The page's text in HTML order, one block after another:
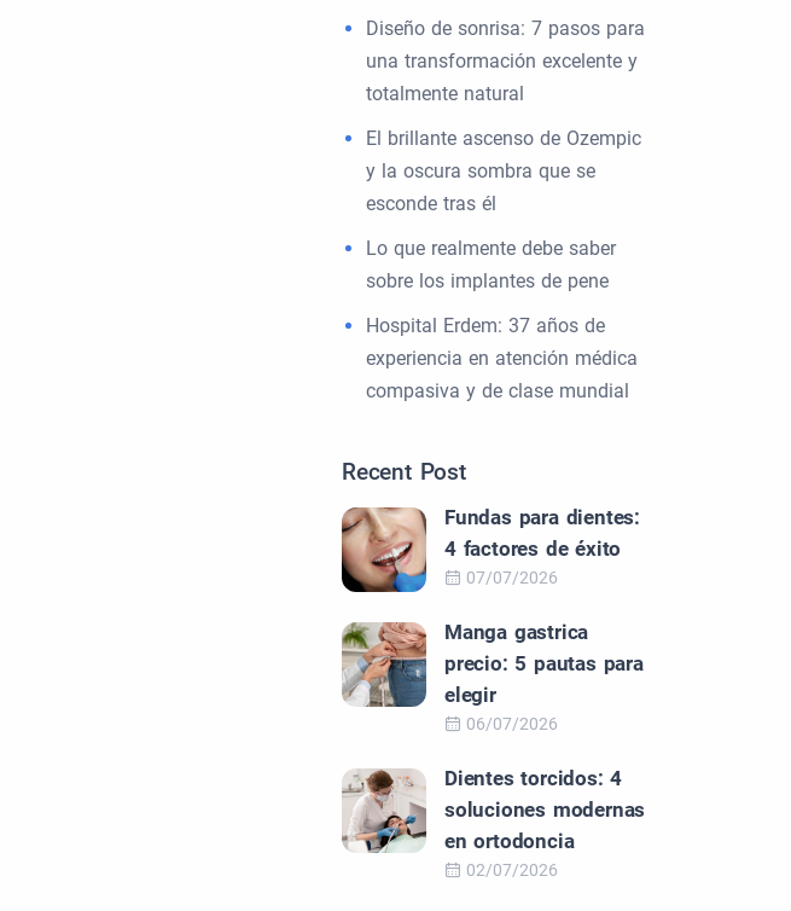
Diseño de sonrisa: 7 pasos para
una transformación excelente y
totalmente natural
El brillante ascenso de Ozempic
y la oscura sombra que se
esconde tras él
Lo que realmente debe saber
sobre los implantes de pene
Hospital Erdem: 37 años de
experiencia en atención médica
compasiva y de clase mundial
Recent Post
Fundas para dientes:
4 factores de éxito
07/07/2026
Manga gastrica
precio: 5 pautas para
elegir
06/07/2026
Dientes torcidos: 4
soluciones modernas
en ortodoncia
02/07/2026